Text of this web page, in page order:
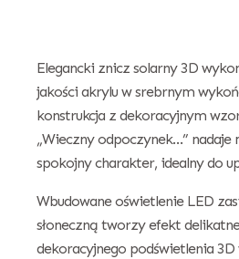
Elegancki znicz solarny 3D
jakości akrylu w srebrnym
konstrukcja z dekoracyjnym
„Wieczny odpoczynek…” nadaje
spokojny charakter, idealny do
Wbudowane oświetlenie LED
słoneczną tworzy efekt
dekoracyjnego podświetlenia